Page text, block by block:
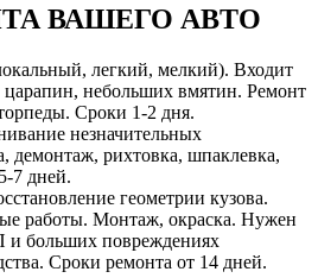
ВАШЕГО АВТО
легкий, мелкий). Входит
царапин, небольших вмятин. Ремонт
Сроки 1-2 дня.
незначительных
демонтаж, рихтовка, шпаклевка,
7 дней.
геометрии кузова.
работы. Монтаж, окраска. Нужен
и больших повреждениях
Сроки ремонта от 14 дней.